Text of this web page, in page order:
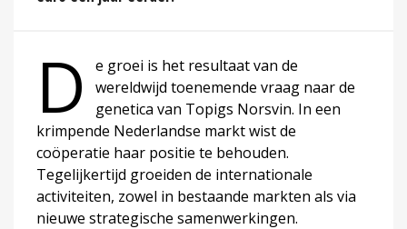
D
e groei is het resultaat van de
wereldwijd toenemende vraag naar de
genetica van Topigs Norsvin. In een
krimpende Nederlandse markt wist de
coöperatie haar positie te behouden.
Tegelijkertijd groeiden de internationale
activiteiten, zowel in bestaande markten als via
nieuwe strategische samenwerkingen.